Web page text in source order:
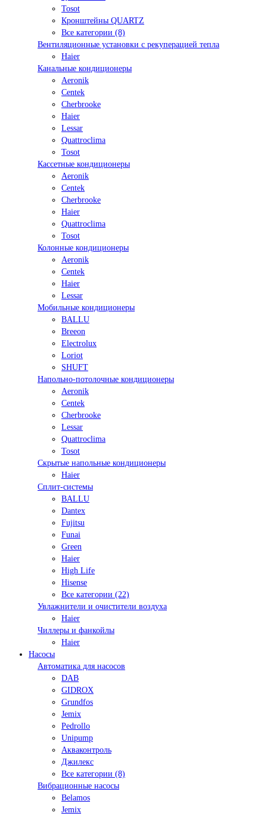
Tosot
Кронштейны QUARTZ
Все категории (8)
Вентиляционные установки с рекуперацией тепла
Haier
Канальные кондиционеры
Aeronik
Centek
Cherbrooke
Haier
Lessar
Quattroclima
Tosot
Кассетные кондиционеры
Aeronik
Centek
Cherbrooke
Haier
Quattroclima
Tosot
Колонные кондиционеры
Aeronik
Centek
Haier
Lessar
Мобильные кондиционеры
BALLU
Breeon
Electrolux
Loriot
SHUFT
Напольно-потолочные кондиционеры
Aeronik
Centek
Cherbrooke
Lessar
Quattroclima
Tosot
Скрытые напольные кондиционеры
Haier
Сплит-системы
BALLU
Dantex
Fujitsu
Funai
Green
Haier
High Life
Hisense
Все категории (22)
Увлажнители и очистители воздуха
Haier
Чиллеры и фанкойлы
Haier
Насосы
Автоматика для насосов
DAB
GIDROX
Grundfos
Jemix
Pedrollo
Unipump
Акваконтроль
Джилекс
Все категории (8)
Вибрационные насосы
Belamos
Jemix